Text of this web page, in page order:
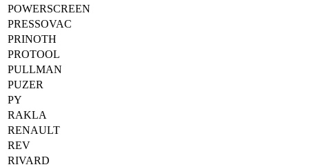
POWERSCREEN
PRESSOVAC
PRINOTH
PROTOOL
PULLMAN
PUZER
PY
RAKLA
RENAULT
REV
RIVARD